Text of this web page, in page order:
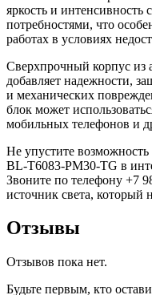
яркость и интенсивность
потребностями, что
работах в условиях
Сверхпрочный корпус из
добавляет надежности,
и механических
блок может
мобильных телефонов и
Не упустите
BL-T6083-PM30-TG в
Звоните по телефону +7
источник света, который
Отзывы
Отзывов пока нет.
Будьте первым, кто